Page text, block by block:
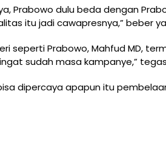
Prabowo dulu beda dengan
itu jadi cawapresnya,” beber
seperti Prabowo, Mahfud MD,
sudah masa kampanye,”
dipercaya apapun itu